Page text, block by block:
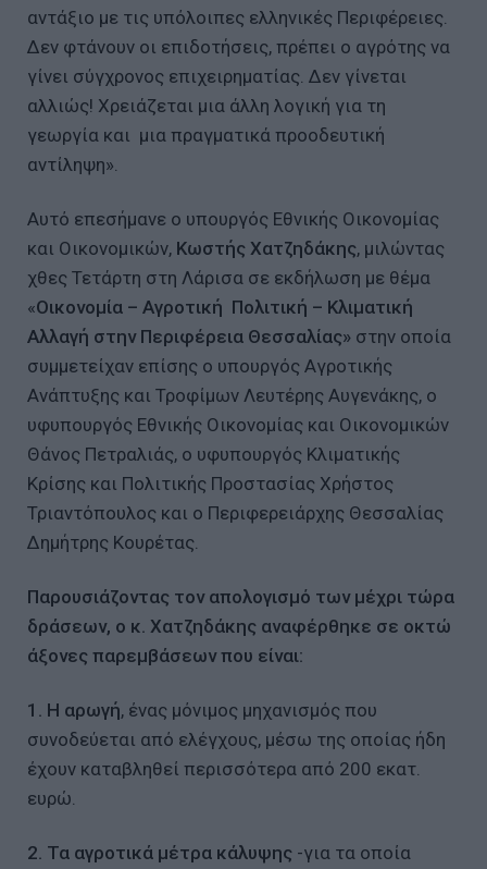
αντάξιο με τις υπόλοιπες ελληνικές Περιφέρειες.
Δεν φτάνουν οι επιδοτήσεις, πρέπει ο αγρότης να
γίνει σύγχρονος επιχειρηματίας. Δεν γίνεται
αλλιώς! Χρειάζεται μια άλλη λογική για τη
γεωργία και μια πραγματικά προοδευτική
αντίληψη».
Αυτό επεσήμανε ο υπουργός Εθνικής Οικονομίας
και Οικονομικών, Κωστής Χατζηδάκης, μιλώντας
χθες Τετάρτη στη Λάρισα σε εκδήλωση με θέμα
«Οικονομία – Αγροτική Πολιτική – Κλιματική
Αλλαγή στην Περιφέρεια Θεσσαλίας» στην οποία
συμμετείχαν επίσης ο υπουργός Αγροτικής
Ανάπτυξης και Τροφίμων Λευτέρης Αυγενάκης, ο
υφυπουργός Εθνικής Οικονομίας και Οικονομικών
Θάνος Πετραλιάς, ο υφυπουργός Κλιματικής
Κρίσης και Πολιτικής Προστασίας Χρήστος
Τριαντόπουλος και ο Περιφερειάρχης Θεσσαλίας
Δημήτρης Κουρέτας.
Παρουσιάζοντας τον απολογισμό των μέχρι τώρα
δράσεων, ο κ. Χατζηδάκης αναφέρθηκε σε οκτώ
άξονες παρεμβάσεων που είναι:
1. Η αρωγή, ένας μόνιμος μηχανισμός που
συνοδεύεται από ελέγχους, μέσω της οποίας ήδη
έχουν καταβληθεί περισσότερα από 200 εκατ.
ευρώ.
2. Τα αγροτικά μέτρα κάλυψης -για τα οποία